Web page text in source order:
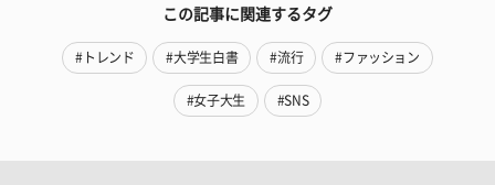
この記事に関連するタグ
#トレンド #大学生白書 #流行 #ファッション
#女子大生 #SNS